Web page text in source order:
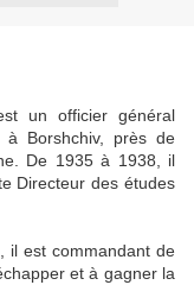
un officier général
Borshchiv, près de
De 1935 à 1938, il
Directeur des études
il est commandant de
et à gagner la